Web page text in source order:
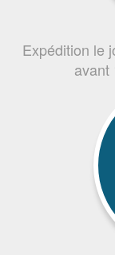
Expédition le
avant